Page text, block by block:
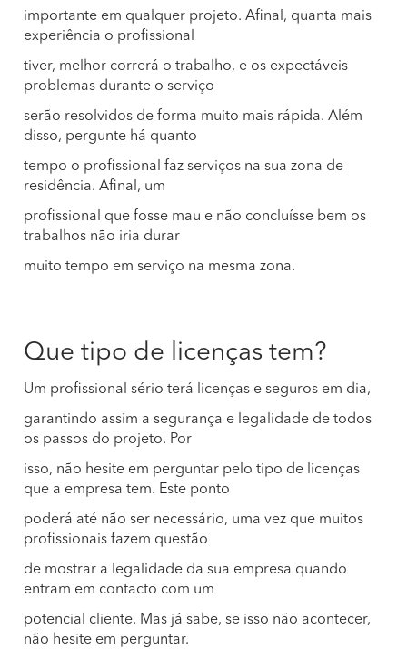
importante em qualquer projeto. Afinal, quanta mais
experiência o profissional
tiver, melhor correrá o trabalho, e os expectáveis
problemas durante o serviço
serão resolvidos de forma muito mais rápida. Além
disso, pergunte há quanto
tempo o profissional faz serviços na sua zona de
residência. Afinal, um
profissional que fosse mau e não concluísse bem os
trabalhos não iria durar
muito tempo em serviço na mesma zona.
Que tipo de licenças tem?
Um profissional sério terá licenças e seguros em dia,
garantindo assim a segurança e legalidade de todos
os passos do projeto. Por
isso, não hesite em perguntar pelo tipo de licenças
que a empresa tem. Este ponto
poderá até não ser necessário, uma vez que muitos
profissionais fazem questão
de mostrar a legalidade da sua empresa quando
entram em contacto com um
potencial cliente. Mas já sabe, se isso não acontecer,
não hesite em perguntar.